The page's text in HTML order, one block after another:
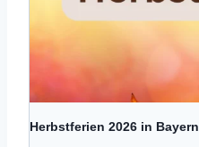
Herbstferien 2026 in Bayern